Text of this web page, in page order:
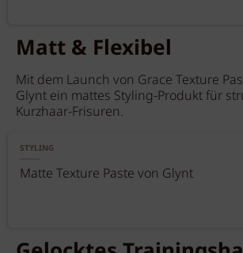
Matt & Flexibel
Mit dem Launch von Grace Texture
Glynt ein mattes Styling-Produkt für
Kurzhaar-Frisuren.
STYLING
Matte Texture Paste von Glynt